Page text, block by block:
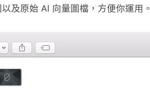
及原始 AI 向量圖檔，方便你運用。